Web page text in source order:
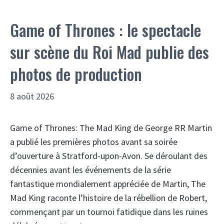
Game of Thrones : le spectacle
sur scène du Roi Mad publie des
photos de production
8 août 2026
Game of Thrones: The Mad King de George RR Martin
a publié les premières photos avant sa soirée
d’ouverture à Stratford-upon-Avon. Se déroulant des
décennies avant les événements de la série
fantastique mondialement appréciée de Martin, The
Mad King raconte l’histoire de la rébellion de Robert,
commençant par un tournoi fatidique dans les ruines